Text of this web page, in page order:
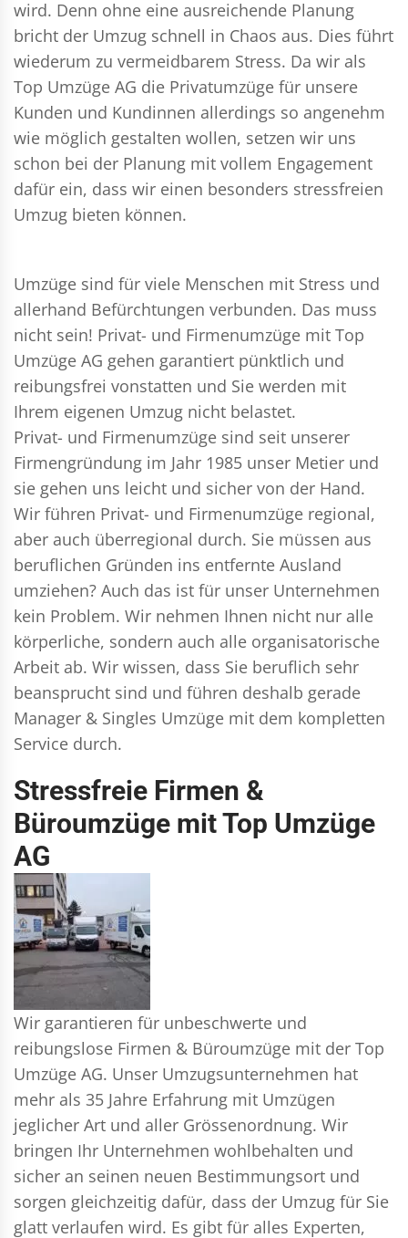
wird. Denn ohne eine ausreichende Planung
bricht der Umzug schnell in Chaos aus. Dies führt
wiederum zu vermeidbarem Stress. Da wir als
Top Umzüge AG die Privatumzüge für unsere
Kunden und Kundinnen allerdings so angenehm
wie möglich gestalten wollen, setzen wir uns
schon bei der Planung mit vollem Engagement
dafür ein, dass wir einen besonders stressfreien
Umzug bieten können.
Umzüge sind für viele Menschen mit Stress und
allerhand Befürchtungen verbunden. Das muss
nicht sein! Privat- und Firmenumzüge mit Top
Umzüge AG gehen garantiert pünktlich und
reibungsfrei vonstatten und Sie werden mit
Ihrem eigenen Umzug nicht belastet.
Privat- und Firmenumzüge sind seit unserer
Firmengründung im Jahr 1985 unser Metier und
sie gehen uns leicht und sicher von der Hand.
Wir führen Privat- und Firmenumzüge regional,
aber auch überregional durch. Sie müssen aus
beruflichen Gründen ins entfernte Ausland
umziehen? Auch das ist für unser Unternehmen
kein Problem. Wir nehmen Ihnen nicht nur alle
körperliche, sondern auch alle organisatorische
Arbeit ab. Wir wissen, dass Sie beruflich sehr
beansprucht sind und führen deshalb gerade
Manager & Singles Umzüge mit dem kompletten
Service durch.
Stressfreie Firmen &
Büroumzüge mit Top Umzüge
AG
Wir garantieren für unbeschwerte und
reibungslose Firmen & Büroumzüge mit der Top
Umzüge AG. Unser Umzugsunternehmen hat
mehr als 35 Jahre Erfahrung mit Umzügen
jeglicher Art und aller Grössenordnung. Wir
bringen Ihr Unternehmen wohlbehalten und
sicher an seinen neuen Bestimmungsort und
sorgen gleichzeitig dafür, dass der Umzug für Sie
glatt verlaufen wird. Es gibt für alles Experten,